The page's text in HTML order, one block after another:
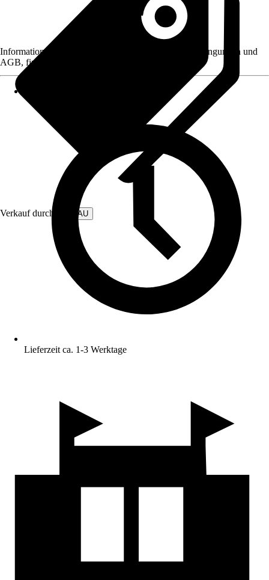
Verkauf durch: HABAU
Informationen des Verkäufers, wie z. B. Rückgabebedingungen und
AGB, finden Sie bei Klick auf den Verkäufernamen.
Lieferzeit ca. 1-3 Werktage